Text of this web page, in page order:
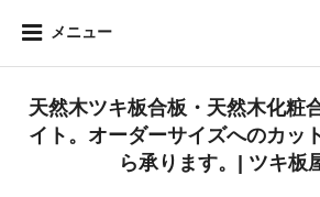
メニュー
天然木ツキ板合板・天然木化粧
イト。オーダーサイズへのカッ
ら承ります。| ツキ板